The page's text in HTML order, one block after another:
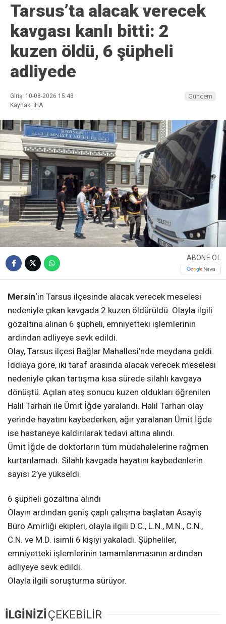
Tarsus’ta alacak verecek
kavgası kanlı bitti: 2
kuzen öldü, 6 şüpheli
adliyede
Giriş: 10-08-2026 15:43
Kaynak: İHA
Gündem
ABONE OL
Mersin‘in Tarsus ilçesinde alacak verecek meselesi
nedeniyle çıkan kavgada 2 kuzen öldürüldü. Olayla ilgili
gözaltına alınan 6 şüpheli, emniyetteki işlemlerinin
ardından adliyeye sevk edildi.
Olay, Tarsus ilçesi Bağlar Mahallesi’nde meydana geldi.
İddiaya göre, iki taraf arasında alacak verecek meselesi
nedeniyle çıkan tartışma kısa sürede silahlı kavgaya
dönüştü. Açılan ateş sonucu kuzen oldukları öğrenilen
Halil Tarhan ile Ümit İğde yaralandı. Halil Tarhan olay
yerinde hayatını kaybederken, ağır yaralanan Ümit İğde
ise hastaneye kaldırılarak tedavi altına alındı.
Ümit İğde de doktorların tüm müdahalelerine rağmen
kurtarılamadı. Silahlı kavgada hayatını kaybedenlerin
sayısı 2’ye yükseldi.
6 şüpheli gözaltına alındı
Olayın ardından geniş çaplı çalışma başlatan Asayiş
Büro Amirliği ekipleri, olayla ilgili D.C., L.N., M.N., C.N.,
C.N. ve M.D. isimli 6 kişiyi yakaladı. Şüpheliler,
emniyetteki işlemlerinin tamamlanmasının ardından
adliyeye sevk edildi.
Olayla ilgili soruşturma sürüyor.
İLGİNİZİ ÇEKEBİLİR